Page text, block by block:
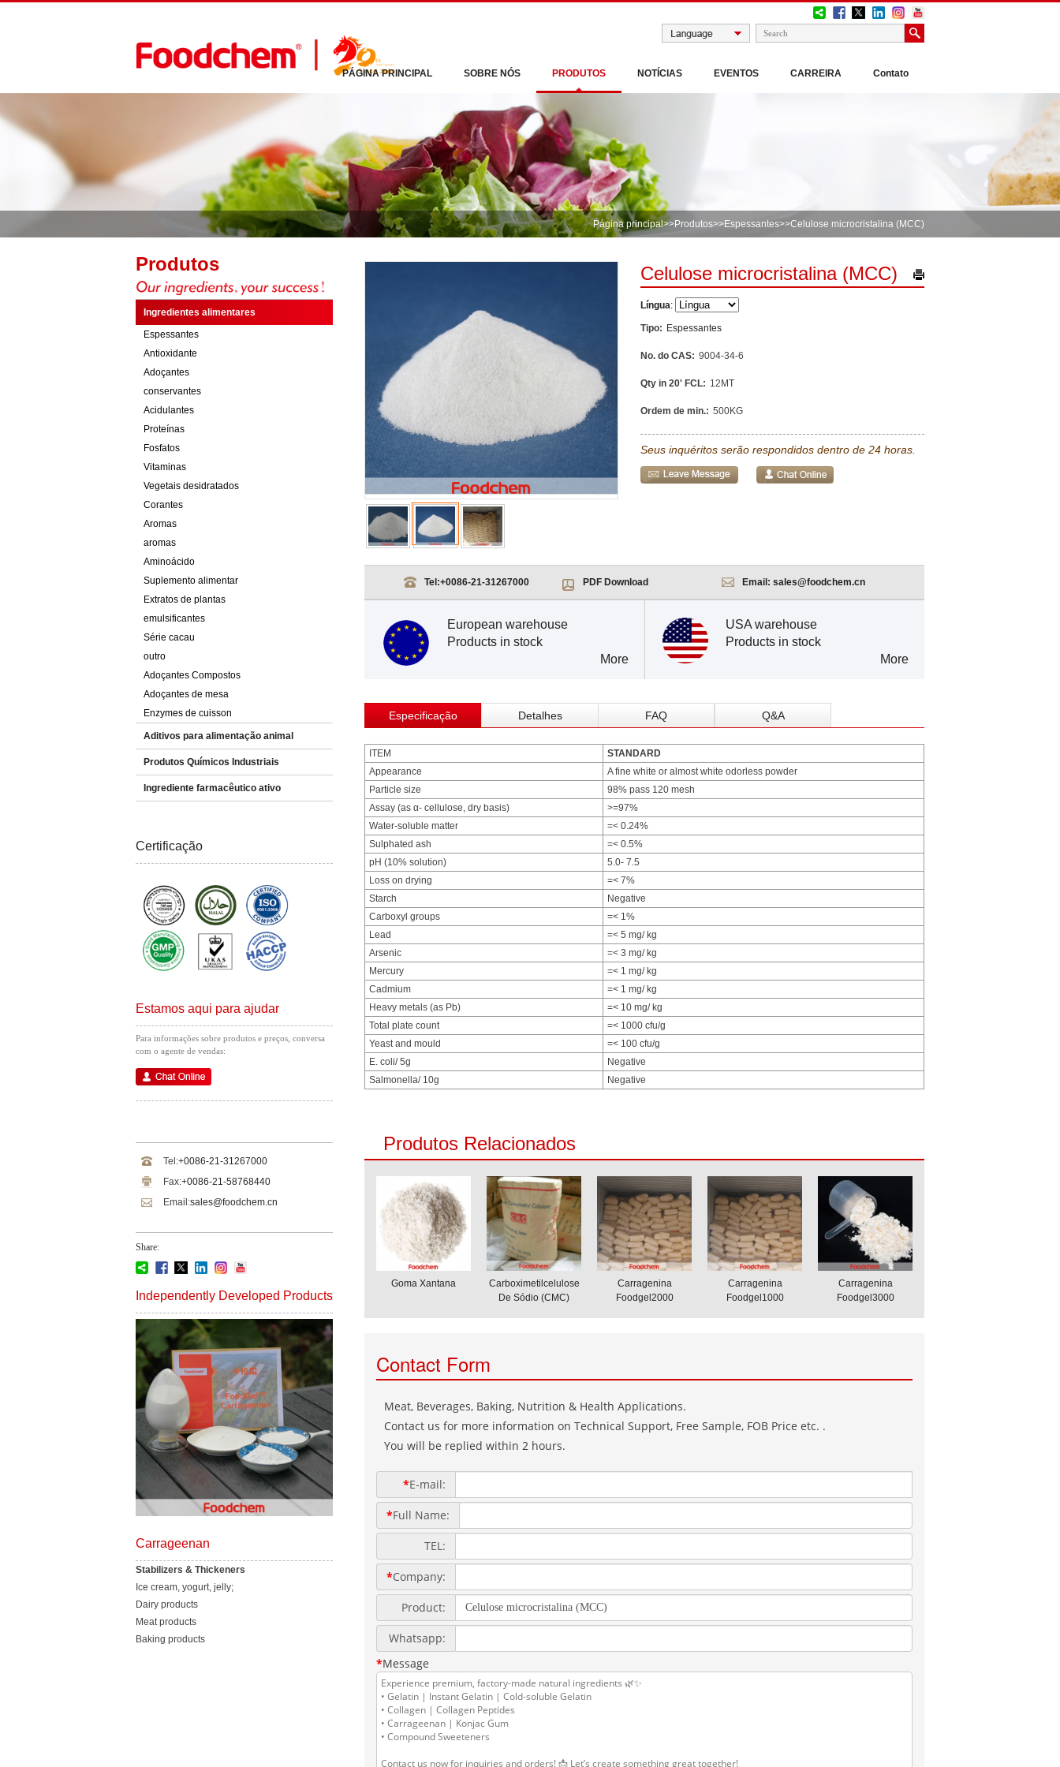
PÁGINA PRINCIPAL SOBRE NÓS PRODUTOS NOTÍCIAS EVENTOS CARREIRA Contato
Página principal>>Produtos>>Espessantes>>Celulose microcristalina (MCC)
Produtos
Ingredientes alimentares
Espessantes
Antioxidante
Adoçantes
conservantes
Acidulantes
Proteínas
Fosfatos
Vitaminas
Vegetais desidratados
Corantes
Aromas
aromas
Aminoácido
Suplemento alimentar
Extratos de plantas
emulsificantes
Série cacau
outro
Adoçantes Compostos
Adoçantes de mesa
Enzymes de cuisson
Aditivos para alimentação animal
Produtos Químicos Industriais
Ingrediente farmacêutico ativo
Certificação
Estamos aqui para ajudar
Para informações sobre produtos e preços, conversa
com o agente de vendas:
Tel:+0086-21-31267000
Fax:+0086-21-58768440
Email:sales@foodchem.cn
Share:
Independently Developed Products
Carrageenan
Stabilizers & Thickeners
Ice cream, yogurt, jelly;
Dairy products
Meat products
Baking products
Celulose microcristalina (MCC)
Língua:
Tipo: Espessantes
No. do CAS: 9004-34-6
Qty in 20' FCL: 12MT
Ordem de min.: 500KG
Seus inquéritos serão respondidos dentro de 24 horas.
Tel:+0086-21-31267000 PDF Download Email: sales@foodchem.cn
European warehouse
Products in stock
More
USA warehouse
Products in stock
More
Especificação Detalhes FAQ Q&A
ITEM
STANDARD
Appearance
A fine white or almost white odorless powder
Particle size
98% pass 120 mesh
Assay (as α- cellulose, dry basis)
>=97%
Water-soluble matter
=< 0.24%
Sulphated ash
=< 0.5%
pH (10% solution)
5.0- 7.5
Loss on drying
=< 7%
Starch
Negative
Carboxyl groups
=< 1%
Lead
=< 5 mg/ kg
Arsenic
=< 3 mg/ kg
Mercury
=< 1 mg/ kg
Cadmium
=< 1 mg/ kg
Heavy metals (as Pb)
=< 10 mg/ kg
Total plate count
=< 1000 cfu/g
Yeast and mould
=< 100 cfu/g
E. coli/ 5g
Negative
Salmonella/ 10g
Negative
Produtos Relacionados
Goma Xantana
Carboximetilcelulose
De Sódio (CMC)
Carragenina
Foodgel2000
Carragenina
Foodgel1000
Carragenina
Foodgel3000